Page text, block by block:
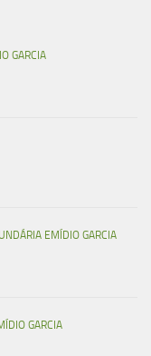
GARCIA
EMÍDIO GARCIA
GARCIA